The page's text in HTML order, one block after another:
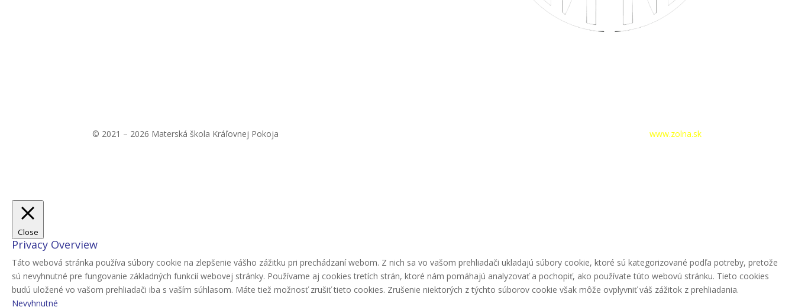
© 2021 – 2026 Materská škola Kráľovnej Pokoja Tvorba webstránok –www.zolna.sk
Close
Privacy Overview
Táto webová stránka používa súbory cookie na zlepšenie vášho zážitku pri prechádzaní webom. Z nich sa vo vašom prehliadači ukladajú súbory cookie, ktoré sú kategorizované podľa potreby, pretože
sú nevyhnutné pre fungovanie základných funkcií webovej stránky. Používame aj cookies tretích strán, ktoré nám pomáhajú analyzovať a pochopiť, ako používate túto webovú stránku. Tieto cookies
budú uložené vo vašom prehliadači iba s vaším súhlasom. Máte tiež možnosť zrušiť tieto cookies. Zrušenie niektorých z týchto súborov cookie však môže ovplyvniť váš zážitok z prehliadania.
Nevyhnutné